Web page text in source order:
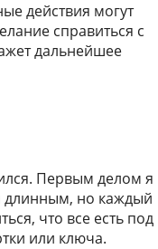
действия могут
справиться с
дальнейшее
Первым делом я
длинным, но каждый
что все есть под
или ключа.